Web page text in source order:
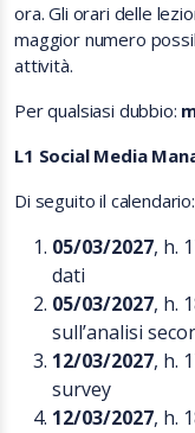
ora. Gli orari delle
maggior numero
attività.
Per qualsiasi dubbio:
L1 Social Media
Di seguito il calendario:
05/03/2027, h.
dati
05/03/2027, h.
sull’analisi
12/03/2027, h.
survey
12/03/2027, h.